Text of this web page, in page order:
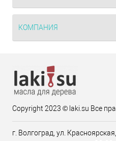
КОМПАНИЯ
Copyright 2023 © laki.su Все
г. Волгоград, ул.